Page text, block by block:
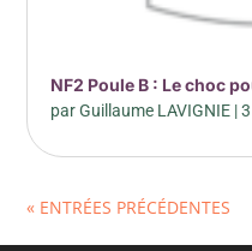
NF2 Poule B : Le choc
parGuillaume LAVIGNIE |
« ENTRÉES PRÉCÉDENTES